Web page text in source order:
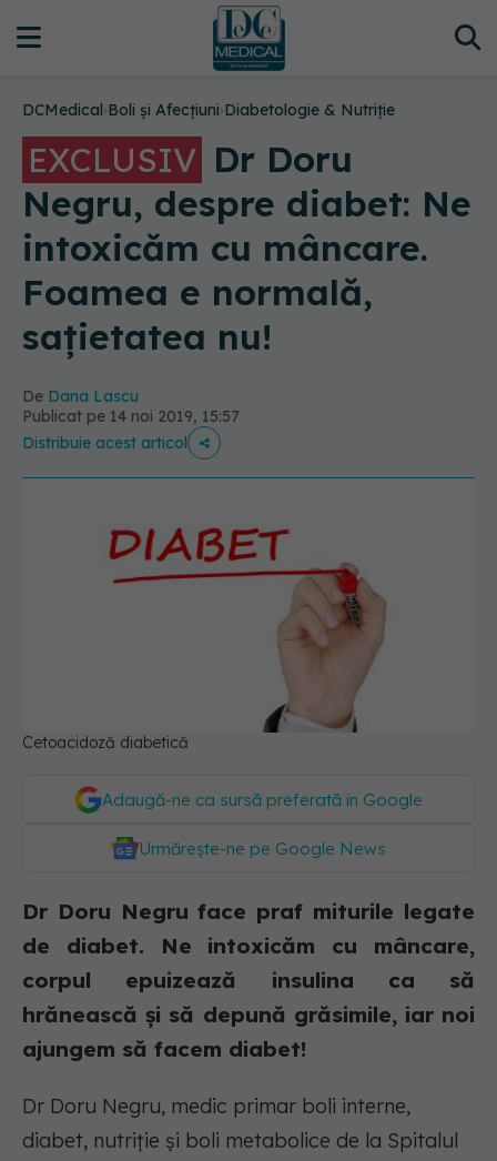
DCMedical›Boli și Afecțiuni›Diabetologie & Nutriție
EXCLUSIV Dr Doru
Negru, despre diabet: Ne
intoxicăm cu mâncare.
Foamea e normală,
sațietatea nu!
De Dana Lascu
Publicat pe 14 noi 2019, 15:57
Distribuie acest articol
Cetoacidoză diabetică
Adaugă-ne ca sursă preferată în Google
Urmărește-ne pe Google News
Dr Doru Negru face praf miturile legate
de diabet. Ne intoxicăm cu mâncare,
corpul epuizează insulina ca să
hrănească și să depună grăsimile, iar noi
ajungem să facem diabet!
Dr Doru Negru, medic primar boli interne,
diabet, nutriție și boli metabolice de la Spitalul